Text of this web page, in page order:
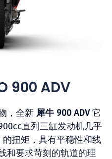
900 ADV
，全新 犀牛 900 ADV它
直列三缸发动机几乎
的扭矩，具有平稳性和线
和要求苛刻的轨道的理